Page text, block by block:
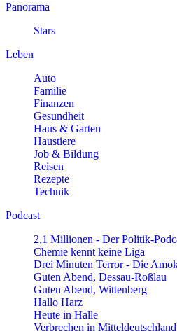
Panorama
Stars
Leben
Auto
Familie
Finanzen
Gesundheit
Haus & Garten
Haustiere
Job & Bildung
Reisen
Rezepte
Technik
Podcast
2,1 Millionen - Der Politik-
Chemie kennt keine Liga
Drei Minuten Terror - Die
Guten Abend, Dessau-Roßlau
Guten Abend, Wittenberg
Hallo Harz
Heute in Halle
Verbrechen in Mitteldeutschland